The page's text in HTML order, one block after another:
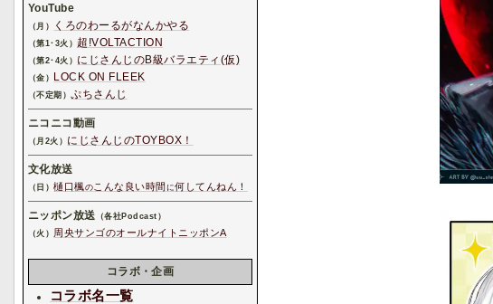
YouTube
（月） くろのわーるがなんかやる
（第1･3火） 超!VOLTACTION
（第2･4火） にじさんじのB級バラエティ(仮)
（金） LOCK ON FLEEK
（不定期）ぷちさんじ
ニコニコ動画
（月2火） にじさんじのTOYBOX！
文化放送
（日）樋口楓の こんな良い時間 に何してんねん！
ニッポン放送 （各社Podcast）
（火） 周央サンゴのオールナイトニッポンA
コラボ・企画
コラボ名一覧